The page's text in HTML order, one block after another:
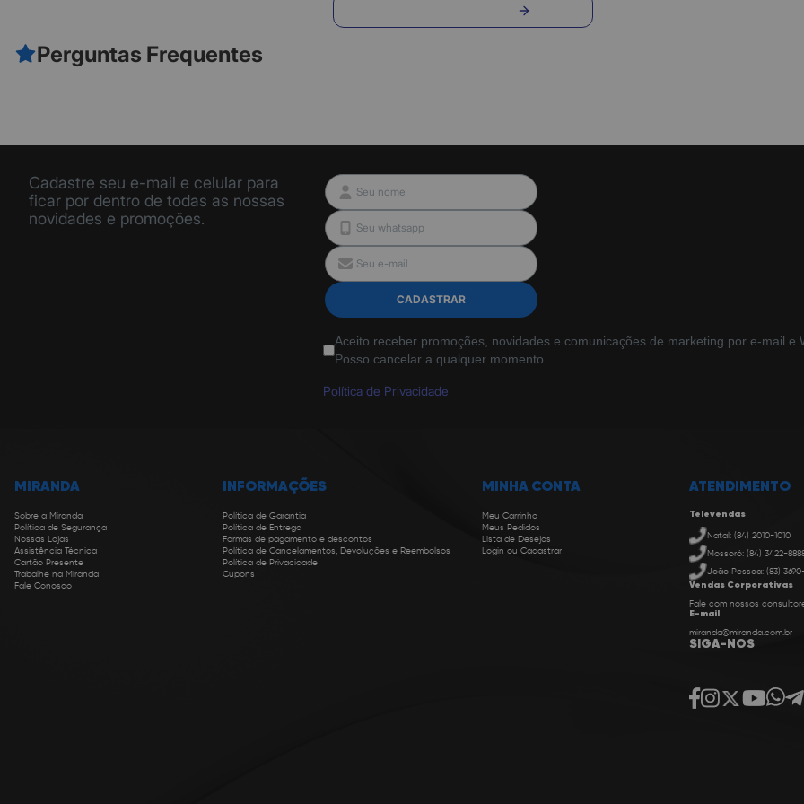
Perguntas Frequentes
Cadastre seu e-mail e celular para
ficar por dentro de todas as nossas
novidades e promoções.
CADASTRAR
Aceito receber promoções, novidades e comunicações de marketing por e-mail e
Posso cancelar a qualquer momento.
Política de Privacidade
MIRANDA
Sobre a Miranda
Política de Segurança
Nossas Lojas
Assistência Técnica
Cartão Presente
Trabalhe na Miranda
Fale Conosco
INFORMAÇÕES
Política de Garantia
Política de Entrega
Formas de pagamento e descontos
Política de Cancelamentos, Devoluções e Reembolsos
Política de Privacidade
Cupons
MINHA CONTA
Meu Carrinho
Meus Pedidos
Lista de Desejos
Login ou Cadastrar
ATENDIMENTO
Televendas
Natal: (84) 2010-1010
Mossoró: (84) 3422-
João Pessoa: (83) 3690-
Vendas Corporativas
Fale com nossos
E-mail
miranda@miranda.com.br
SIGA-NOS